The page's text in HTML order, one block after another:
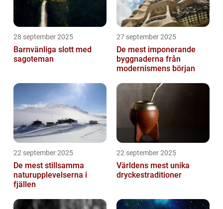
28 september 2025
Barnvänliga slott med
sagoteman
27 september 2025
De mest imponerande
byggnaderna från
modernismens början
22 september 2025
De mest stillsamma
naturupplevelserna i
fjällen
22 september 2025
Världens mest unika
dryckestraditioner